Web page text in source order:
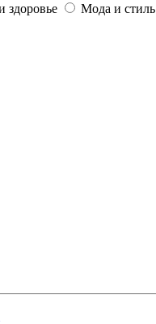
здоровье
Мода и стиль